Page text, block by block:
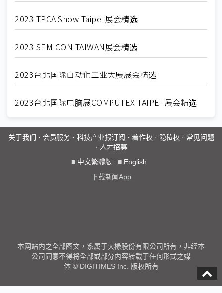
2023 TPCA Show Taipei 展会精选
2023 SEMICON TAIWAN展会精选
2023台北国际自动化工业大展展会精选
2023台北国际电脑展COMPUTEX TAIPEI 展会精选
关于我们 · 会员服务· 科技产业报订阅 · 着作权 · 隐私权 · 常见问题
· 人才招募
■ 中文繁體版 ■ English
下载新闻App
本网站内之全部图文，系属于大椽股份有限公司所有，非经本
公司同意不得将全部或部分内容转载于任何形式之媒
体 © DIGITIMES Inc. 版权所有